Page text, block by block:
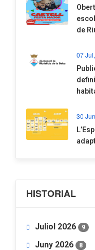
de
07
30
HISTORIAL
Juliol 2026 9
Juny 2026 8